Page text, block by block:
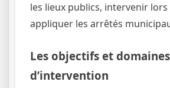
les lieux publics, intervenir
appliquer les arrêtés
Les objectifs et domaines
d’intervention